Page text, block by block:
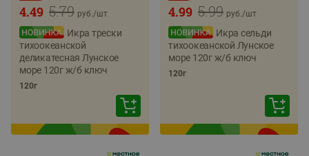
5.79
4.49 руб./шт
Икра трески
тихоокеанской
деликатесная Лунское
море 120г ж/б ключ
120г
5.99
4.99 руб./шт
Икра сельди
тихоокеанской Лунское
море 120г ж/б ключ
120г